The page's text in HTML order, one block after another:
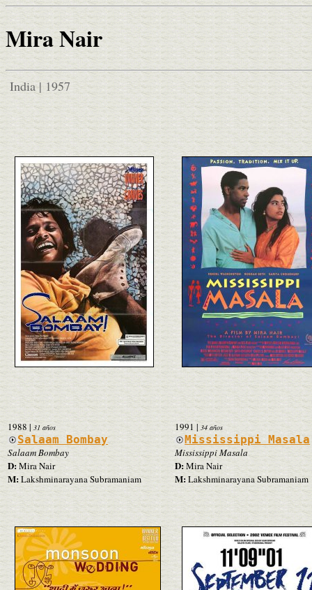
Mira Nair
India | 1957
1988 | 31 años
Salaam Bombay
Salaam Bombay
D:Mira Nair
M:Lakshminarayana Subramaniam
1991 |34 años
Mississippi Masala
Mississippi Masala
D:Mira Nair
M:Lakshminarayana Subramaniam